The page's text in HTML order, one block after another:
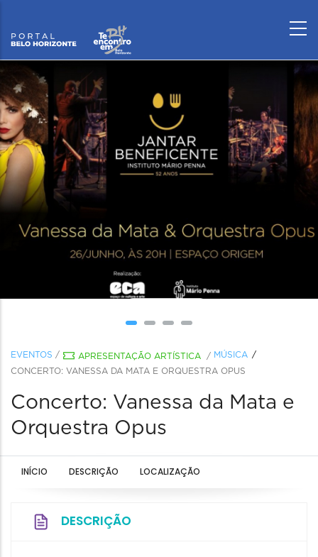
EVENTOS / APRESENTAÇÃO ARTÍSTICA / MÚSICA
CONCERTO: VANESSA DA MATA E ORQUESTRA OPUS
Concerto: Vanessa da Mata e
Orquestra Opus
INÍCIO DESCRIÇÃO LOCALIZAÇÃO
DESCRIÇÃO